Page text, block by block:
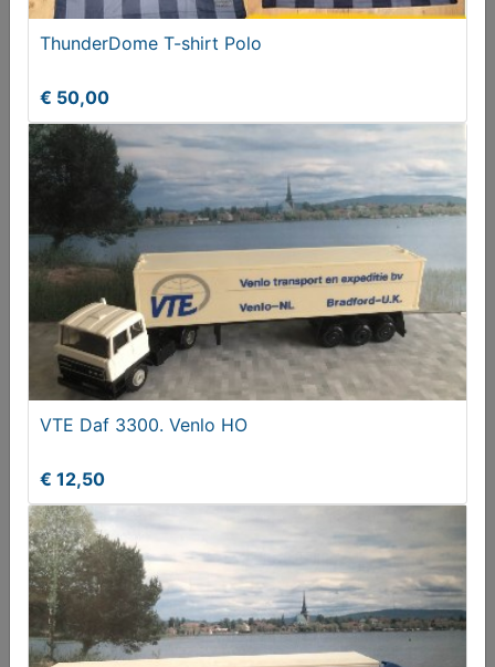
BIJZETTAFEL MET LATOEN KOPEREN BLAD
€ 275,00
Pop - Figuur Fantasy Elf
€ 150,00
ThunderDome T-shirt Polo
€ 50,00
VTE Daf 3300. Venlo HO
€ 12,50